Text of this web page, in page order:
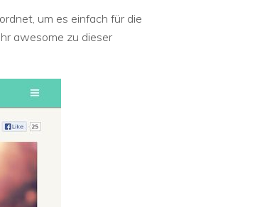
um es einfach für die
awesome zu dieser